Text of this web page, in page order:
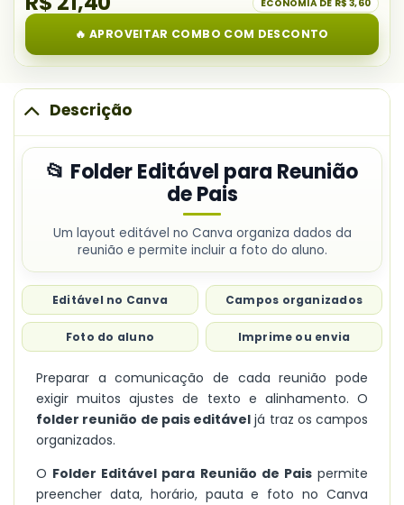
Espelho
Reunião
de
Pais
Reunião
de
Pais
e
Escola
ECONOMIA DE R$ 3,60
🔥 APROVEITAR COMBO COM DESCONTO
Descrição
📂 Folder Editável para Reunião
de Pais
Um layout editável no Canva organiza dados da
reunião e permite incluir a foto do aluno.
Editável no Canva Campos organizados
Foto do aluno Imprime ou envia
Preparar a comunicação de cada reunião pode
exigir muitos ajustes de texto e alinhamento. O
folder reunião de pais editável já traz os campos
organizados.
O Folder Editável para Reunião de Paispermite
preencher data, horário, pauta e foto no Canva